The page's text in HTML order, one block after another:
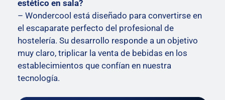
estético en sala?
– Wondercool está diseñado para convertirse en
el escaparate perfecto del profesional de
hostelería. Su desarrollo responde a un objetivo
muy claro, triplicar la venta de bebidas en los
establecimientos que confían en nuestra
tecnología.